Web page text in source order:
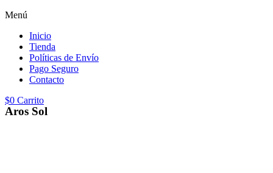
Menú
Inicio
Tienda
Políticas de Envío
Pago Seguro
Contacto
$0 Carrito
Aros Sol